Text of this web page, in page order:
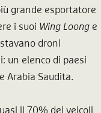
grande esportatore
i suoi Wing Loong e
droni
un elenco di paesi
Arabia Saudita.
il 70% dei veicoli